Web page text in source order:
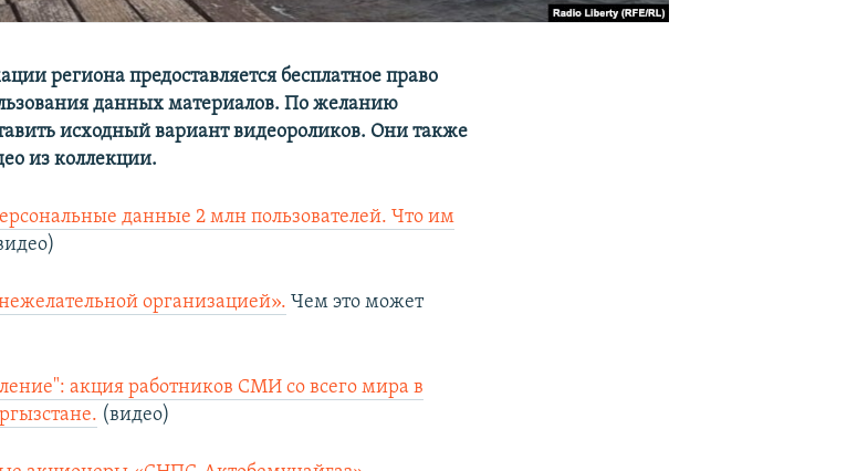
региона предоставляется бесплатное право
данных материалов. По желанию
исходный вариант видеороликов. Они также
из коллекции.
данные 2 млн пользователей. Что им
организацией». Чем это может
акция работников СМИ со всего мира в
(видео)